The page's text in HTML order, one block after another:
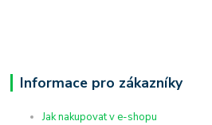
Informace pro zákazníky
Jak nakupovat v e-shopu